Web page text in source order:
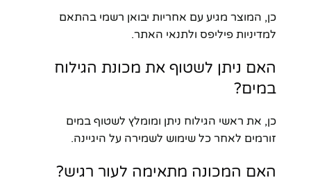
כן, המוצר מגיע עם אחריות יבואן רשמי בהתאם
למדיניות פיליפס ולתנאי האתר.
האם ניתן לשטוף את מכונת הגילוח
במים?
כן, את ראשי הגילוח ניתן ומומלץ לשטוף במים
זורמים לאחר כל שימוש לשמירה על היגיינה.
האם המכונה מתאימה לעור רגיש?